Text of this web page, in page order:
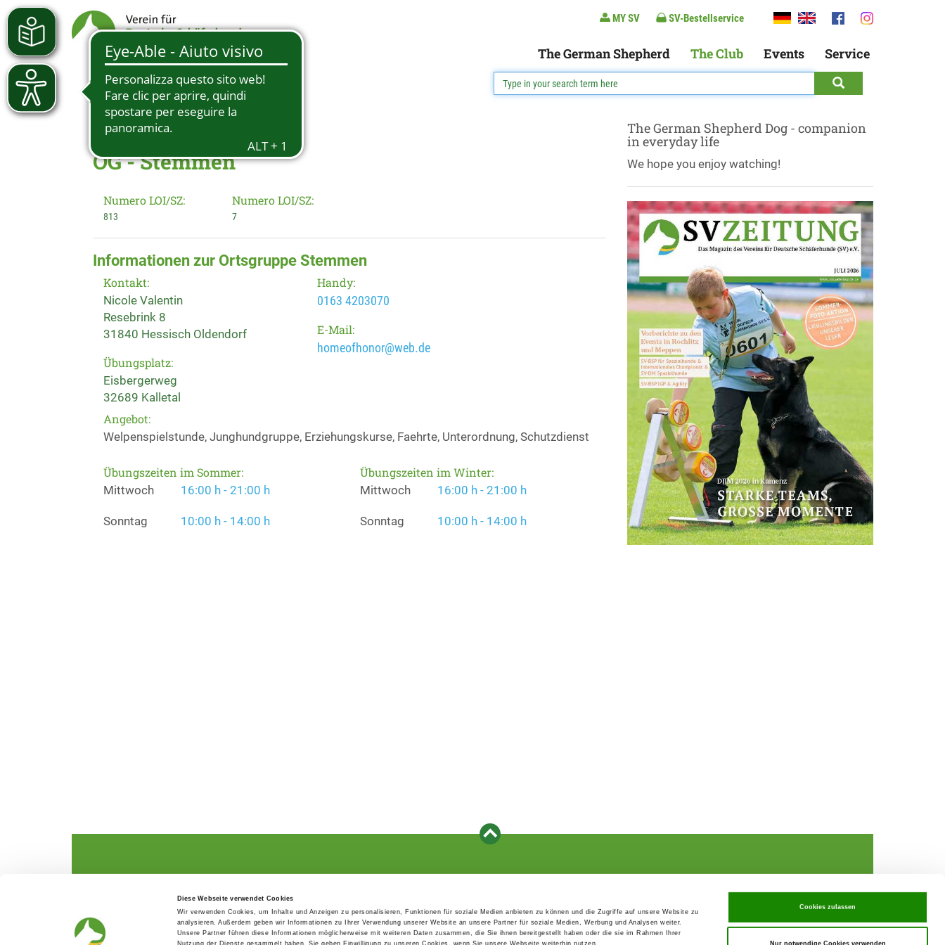
Diese Webseite verwendet Cookies
Wir verwenden Cookies, um Inhalte und Anzeigen zu personalisieren, Funktionen für soziale Medien anbieten zu können und die Zugriffe auf unsere Website zu
analysieren. Außerdem geben wir Informationen zu Ihrer Verwendung unserer Website an unsere Partner für soziale Medien, Werbung und Analysen weiter.
Unsere Partner führen diese Informationen möglicherweise mit weiteren Daten zusammen, die Sie ihnen bereitgestellt haben oder die sie im Rahmen Ihrer
Cookies zulassen
Nur notwendige Cookies verwenden
MY SV SV-Bestellservice
The German Shepherd The Club Events Service
OG - Stemmen
Numero LOI/SZ:
813
Numero LOI/SZ:
7
Informationen zur Ortsgruppe Stemmen
Kontakt:
Nicole Valentin
Resebrink 8
31840 Hessisch Oldendorf
Übungsplatz:
Eisbergerweg
32689 Kalletal
Handy:
0163 4203070
E-Mail:
homeofhonor@web.de
Angebot:
Welpenspielstunde, Junghundgruppe, Erziehungskurse, Faehrte, Unterordnung, Schutzdienst
Übungszeiten im Sommer:
Mittwoch 16:00 h - 21:00 h
Sonntag 10:00 h - 14:00 h
Übungszeiten im Winter:
Mittwoch 16:00 h - 21:00 h
Sonntag 10:00 h - 14:00 h
The German Shepherd Dog - companion
in everyday life
We hope you enjoy watching!
Everything about the breed
Breeding and upbringing
Helper and saviour
Structur
SV magazine
Local groups
Youth
Supra-regional events VDH/FCI
Events calender
Paymentsystem
Forms, information brochures,
directories